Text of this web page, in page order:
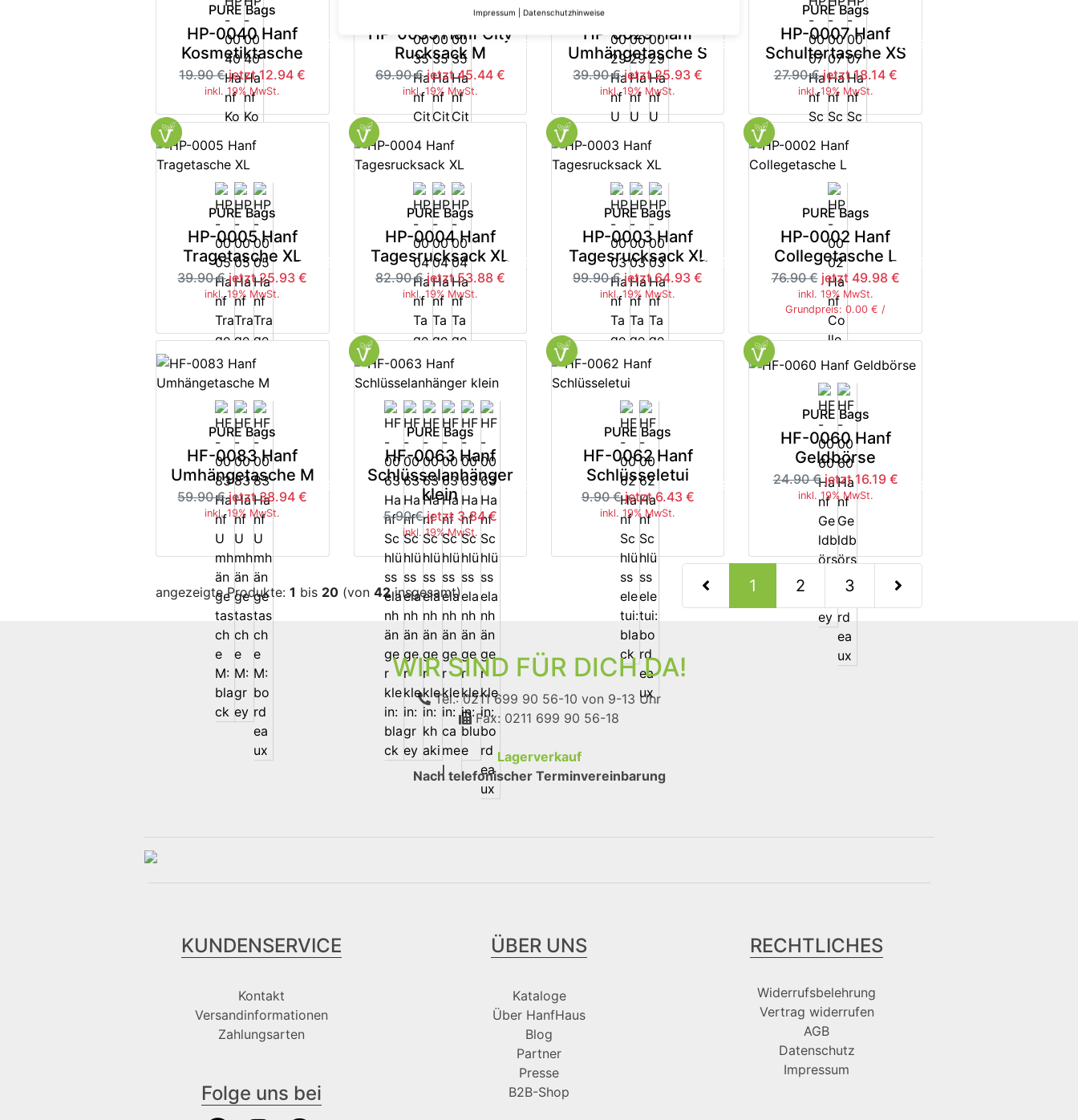
PURE Bags
HP-0040 Hanf
Kosmetiktasche
19.90 € jetzt 12.94 €
inkl. 19% MwSt.
-35%
PURE Bags
HP-0035 Hanf City
Rucksack M
69.90 € jetzt 45.44 €
inkl. 19% MwSt.
-35%
PURE Bags
HP-0029 Hanf
Umhängetasche S
39.90 € jetzt 25.93 €
inkl. 19% MwSt.
-35%
PURE Bags
HP-0007 Hanf
Schultertasche XS
27.90 € jetzt 18.14 €
inkl. 19% MwSt.
-35%
PURE Bags
HP-0005 Hanf
Tragetasche XL
39.90 € jetzt 25.93 €
inkl. 19% MwSt.
-35%
PURE Bags
HP-0004 Hanf
Tagesrucksack XL
82.90 € jetzt 53.88 €
inkl. 19% MwSt.
-35%
PURE Bags
HP-0003 Hanf
Tagesrucksack XL
99.90 € jetzt 64.93 €
inkl. 19% MwSt.
-35%
PURE Bags
HP-0002 Hanf
Collegetasche L
76.90 € jetzt 49.98 €
inkl. 19% MwSt.
Grundpreis: 0.00 € /
-35%
PURE Bags
HF-0083 Hanf
Umhängetasche M
59.90 € jetzt 38.94 €
inkl. 19% MwSt.
-35%
PURE Bags
HF-0063 Hanf
Schlüsselanhänger
klein
5.90 € jetzt 3.84 €
inkl. 19% MwSt.
-35%
PURE Bags
HF-0062 Hanf
Schlüsseletui
9.90 € jetzt 6.43 €
inkl. 19% MwSt.
-35%
PURE Bags
HF-0060 Hanf
Geldbörse
24.90 € jetzt 16.19 €
inkl. 19% MwSt.
-35%
angezeigte Produkte:1 bis 20 (von42insgesamt) 1 (current)
2 3
WIR SIND FÜR DICH DA!
Tel.: 0211 699 90 56-10 von 9-13 Uhr
Fax: 0211 699 90 56-18
Lagerverkauf
Nach telefonischer Terminvereinbarung
KUNDENSERVICE
Kontakt
Versandinformationen
Zahlungsarten
Folge uns bei
ÜBER UNS
Kataloge
Über HanfHaus
Blog
Partner
Presse
B2B-Shop
RECHTLICHES
Widerrufsbelehrung
Vertrag widerrufen
AGB
Datenschutz
Impressum
Impressum | Datenschutzhinweise